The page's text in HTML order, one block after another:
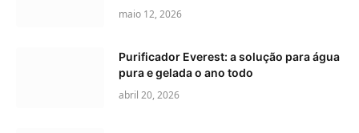
maio 12, 2026
Purificador Everest: a solução para água
pura e gelada o ano todo
abril 20, 2026